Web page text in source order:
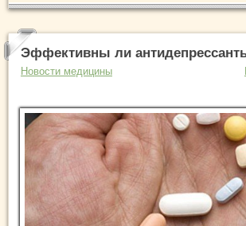
Эффективны ли
Новости медицины